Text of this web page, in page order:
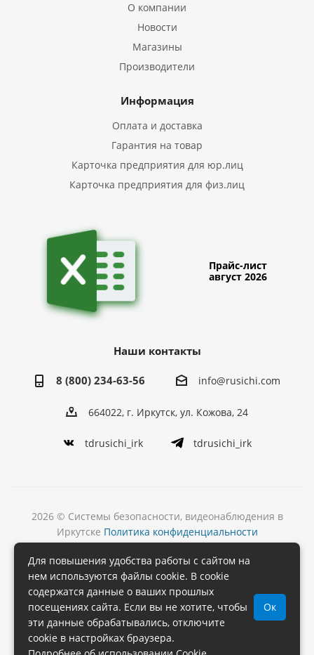
О компании
Новости
Магазины
Производители
Информация
Оплата и доставка
Гарантия на товар
Карточка предприятия для юр.лиц
Карточка предприятия для физ.лиц
Прайс-лист
август 2026
Наши контакты
8 (800) 234-63-56 info@rusichi.com
664022, г. Иркутск, ул. Кожова, 24
tdrusichi_irk tdrusichi_irk
2026 © Системы безопасности, видеонаблюдения в
Иркутске Политика конфиденциальности
Разработка
и поддержка сайта
Для повышения удобства работы с сайтом на
нем используются файлы cookie. В cookie
содержатся данные о ваших прошлых
посещениях сайта. Если вы не хотите, чтобы
эти данные обрабатывались, отключите
cookie в настройках браузера.
Ок